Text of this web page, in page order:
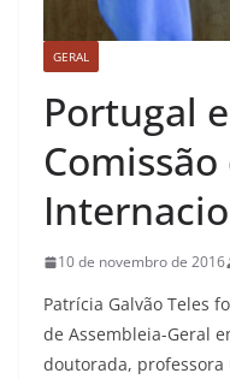
GERAL
Portugal
10 de novembro de 2016
Patrícia Galvão Teles
de Assembleia-Geral
doutorada,